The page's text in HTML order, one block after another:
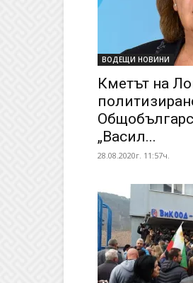
ВОДЕЩИ НОВИНИ
Кметът на
„Васил...
28.08.2020г. 11:57ч.